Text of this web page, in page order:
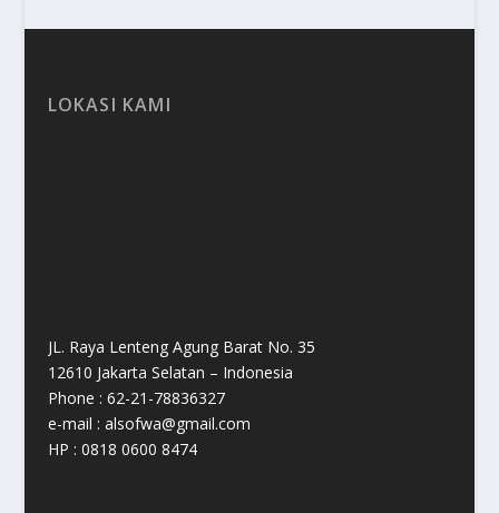
LOKASI KAMI
JL. Raya Lenteng Agung Barat No. 35
12610 Jakarta Selatan – Indonesia
Phone : 62-21-78836327
e-mail : alsofwa@gmail.com
HP : 0818 0600 8474